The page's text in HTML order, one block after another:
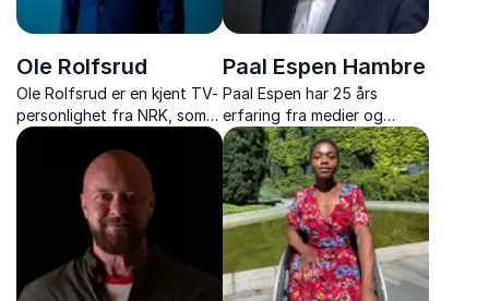
Ole Rolfsrud
Ole Rolfsrud er en kjent TV-
personlighet fra NRK, som
har gjort sjakk til en
folkebevegelse. Nå kan du
booke den gøyale og
sprudlende programlederen
som konferansier til ditt
arrangement.
Paal Espen Hambre
Paal Espen har 25 års
erfaring fra medier og
kommunikasjon, og er en av
Norges mest erfarne
kommunikasjonsrådgivere.
Han er spesialist på
krisekommunikasjon,
mediehåndtering og
strategisk kommunikasjo...